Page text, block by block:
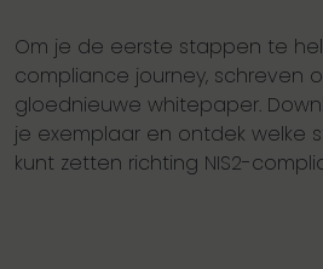
Om je de eerste stappen te
compliance journey, schreven
gloednieuwe whitepaper.
je exemplaar en ontdek welke
kunt zetten richting NIS2-